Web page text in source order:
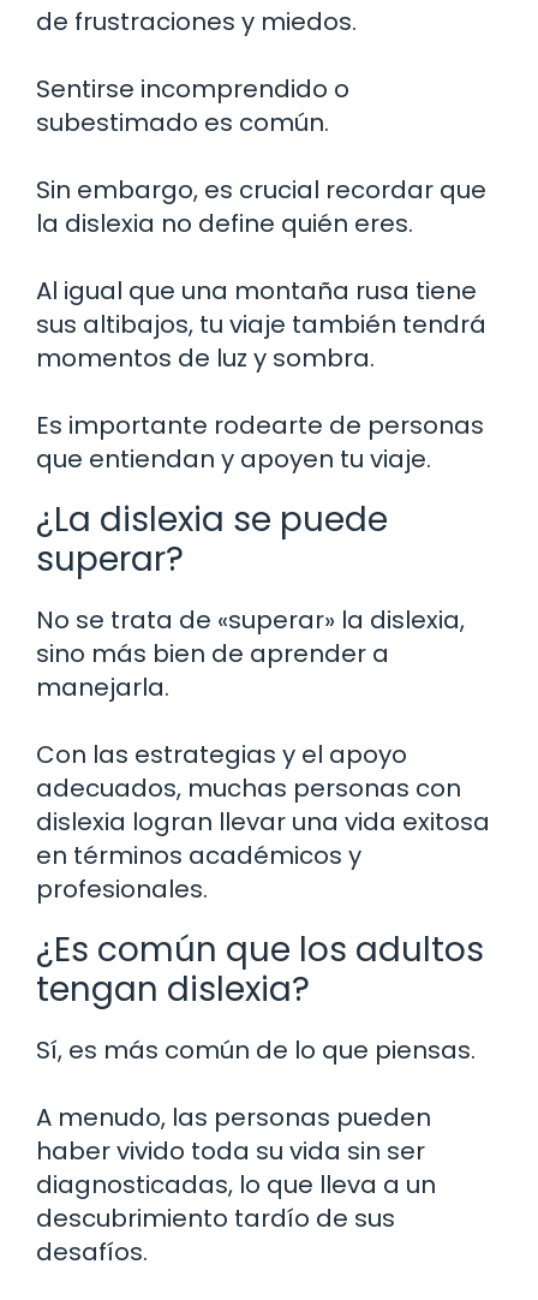
de frustraciones y miedos.
Sentirse incomprendido o
subestimado es común.
Sin embargo, es crucial recordar que
la dislexia no define quién eres.
Al igual que una montaña rusa tiene
sus altibajos, tu viaje también tendrá
momentos de luz y sombra.
Es importante rodearte de personas
que entiendan y apoyen tu viaje.
¿La dislexia se puede
superar?
No se trata de «superar» la dislexia,
sino más bien de aprender a
manejarla.
Con las estrategias y el apoyo
adecuados, muchas personas con
dislexia logran llevar una vida exitosa
en términos académicos y
profesionales.
¿Es común que los adultos
tengan dislexia?
Sí, es más común de lo que piensas.
A menudo, las personas pueden
haber vivido toda su vida sin ser
diagnosticadas, lo que lleva a un
descubrimiento tardío de sus
desafíos.